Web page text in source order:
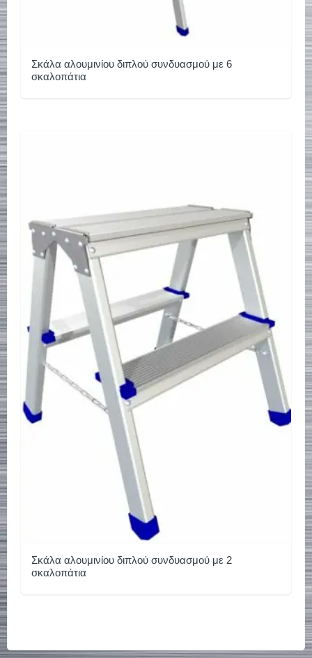
Σκάλα αλουμινίου διπλού συνδυασμού με 6
σκαλοπάτια
Σκάλα αλουμινίου διπλού συνδυασμού με 2
σκαλοπάτια